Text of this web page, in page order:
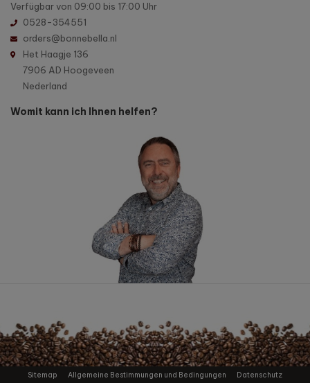
Verfügbar von 09:00 bis 17:00 Uhr
0528-354551
orders@bonnebella.nl
Het Haagje 136
7906 AD Hoogeveen
Nederland
Womit kann ich Ihnen helfen?
Sitemap Allgemeine Bestimmungen und Bedingungen Datenschutz